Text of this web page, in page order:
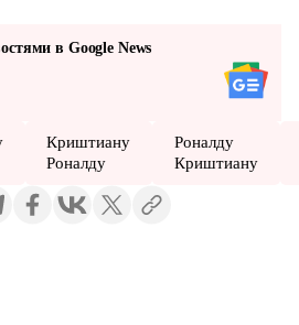
в Google News
Криштиану
Роналду
Роналду
Криштиану